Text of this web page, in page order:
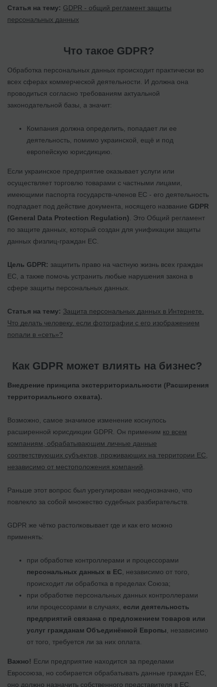
Статья на тему: GDPR - общий регламент защиты
персональных данных
Что такое GDPR?
Обработка персональных данных происходит практически во
всех сферах коммерческой деятельности. И должна она
проводиться согласно требованиям актуальной
законодательной базы, а значит:
Компания должна определить, попадает ли ее
деятельность, помимо украинской, ещё и под
европейскую юрисдикцию.
Если украинское предприятие оказывает услуги или
осуществляет торговлю товарами с частными лицами,
имеющими паспорта государств-членов ЕС - его деятельность
подпадает под действие документа, носящего название GDPR
(General Data Protection Regulation) . Это Общий регламент
по защите данных, который создан для унификации защиты
данных физлиц-граждан ЕС.
Цель GDPR: защитить право на частную жизнь всех граждан
ЕС, а также помочь устранить любые нарушения закона в
сфере защиты персональных данных.
Статья на тему: Защита персональных данных в Интернете.
Что делать человеку, если фотографии с его изображением
попали в «сеть»?
Как GDPR может влиять на бизнес?
Внедрение принципа экстерриториальности (Расширения
территориального охвата).
Возможно, самое значимое изменение коснулось
расширенной юрисдикции GDPR. Он применим ко всем
компаниям, обрабатывающим личные данные
соответствующих субъектов, проживающих на территории ЕС,
независимо от местоположения компаний
Раньше этот вопрос был урегулирован неоднозначно, что
повлекло за собой множество судебных разбирательств.
GDPR же чётко растолковывает где и как его можно
применять:
при обработке контроллерами и процессорами
персональных данных в ЕС , независимо от того,
происходит ли обработка в пределах Союза;
при обработке персональных данных контроллерами
или процессорами в случаях, если деятельность
предприятий связана с предложением товаров или
услуг гражданам Объединённой Европы , независимо
от того, требуется ли за них оплата.
Важно! Если предприятие находится за пределами
Евросоюза, но собирается обрабатывать данные граждан ЕС,
оно должно назначить собственного представителя в ЕС.